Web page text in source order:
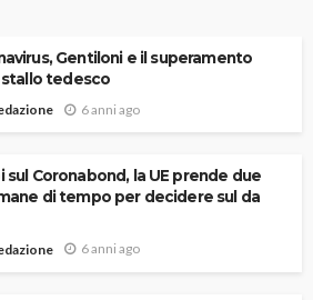
Gentiloni e il superamento
tedesco
6 anni ago
sul Coronabond, la UE prende due
di tempo per decidere sul da
6 anni ago